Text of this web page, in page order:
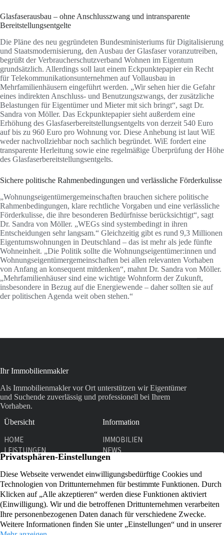
Glasfaserausbau – ohne Anschlusszwang und intransparente
Bereitstellungsentgelte
Die Pläne des neu gegründeten Bundesministeriums für Digitalisierung
und Staatsmodernisierung, den Ausbau der Glasfaser voranzutreiben,
begrüßt der Verbraucherschutzverband Wohnen im Eigentum
grundsätzlich. Allerdings soll laut einem Eckpunktepapier ein Recht
für Telekommunikationsunternehmen auf Vollausbau in
Mehrfamilienhäusern eingeführt werden. „Wir sehen hier die Gefahr
eines indirekten Anschluss- und Benutzungszwangs, der zusätzliche
Belastungen für Eigentümer und Mieter mit sich bringt“, sagt Dr.
Sandra von Möller. Das Eckpunktepapier sieht außerdem eine
Erhöhung des Glasfaserbereitstellungsentgelts von derzeit 540 Euro
auf bis zu 960 Euro pro Wohnung vor. Diese Anhebung ist laut WiE
weder nachvollziehbar noch sachlich begründet. WiE fordert eine
transparente Herleitung sowie eine regelmäßige Überprüfung der Höhe
des Glasfaserbereitstellungsentgelts.
Sichere politische Rahmenbedingungen und verlässliche Förderkulisse
„Wohnungseigentümergemeinschaften brauchen sichere politische
Rahmenbedingungen, klare rechtliche Vorgaben und eine verlässliche
Förderkulisse, die ihre besonderen Bedürfnisse berücksichtigt“, sagt
Dr. Sandra von Möller. „WEGs sind systembedingt in ihren
Entscheidungen sehr langsam.“ Gleichzeitig gibt es rund 9,3 Millionen
Eigentumswohnungen in Deutschland – das ist mehr als jede fünfte
Wohneinheit. „Die Politik sollte die Wohnungseigentümer:innen und
Wohnungseigentümergemeinschaften bei allen relevanten Vorhaben
von Anfang an konsequent mitdenken“, mahnt Dr. Sandra von Möller.
„Mehrfamilienhäuser sind eine wichtige Wohnform der Zukunft,
insbesondere in Bezug auf die Energiewende – daher sollten sie auf
der politischen Agenda weit oben stehen.“
Ihr Immobilienmakler
Als Immobilienmakler vor Ort unterstützen wir Eigentümer
und Suchende zuverlässig und professionell bei Ihrem
Vorhaben.
Übersicht
HOME
LEISTUNGEN
UNTERNEHMEN
Information
IMMOBILIEN
NEWS
KONTAKT
Kontakt
Graf-Adolf-Str. 31
51429 Bergisch Gladbach
02204 911761